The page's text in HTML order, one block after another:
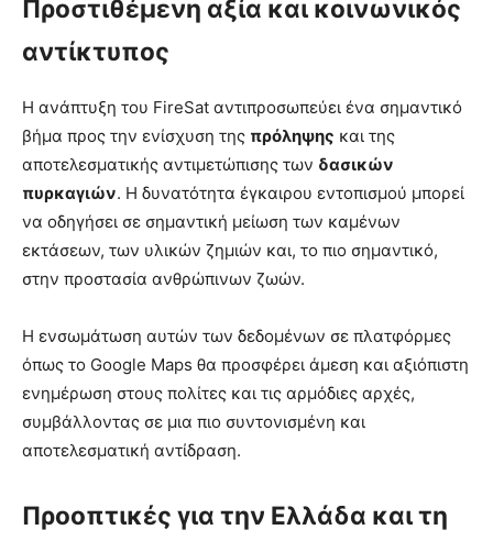
Προστιθέμενη αξία και κοινωνικός
αντίκτυπος
Η ανάπτυξη του FireSat αντιπροσωπεύει ένα σημαντικό
βήμα προς την ενίσχυση της πρόληψης και της
αποτελεσματικής αντιμετώπισης των δασικών
πυρκαγιών. Η δυνατότητα έγκαιρου εντοπισμού μπορεί
να οδηγήσει σε σημαντική μείωση των καμένων
εκτάσεων, των υλικών ζημιών και, το πιο σημαντικό,
στην προστασία ανθρώπινων ζωών.
Η ενσωμάτωση αυτών των δεδομένων σε πλατφόρμες
όπως το Google Maps θα προσφέρει άμεση και αξιόπιστη
ενημέρωση στους πολίτες και τις αρμόδιες αρχές,
συμβάλλοντας σε μια πιο συντονισμένη και
αποτελεσματική αντίδραση.
Προοπτικές για την Ελλάδα και τη